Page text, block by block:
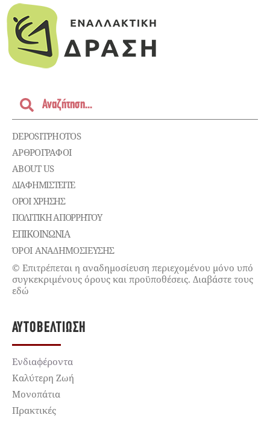
DEPOSITPHOTOS
ΑΡΘΡΟΓΡΑΦΟΙ
ABOUT US
ΔΙΑΦΗΜΙΣΤΕΊΤΕ
ΌΡΟΙ ΧΡΉΣΗΣ
ΠΟΛΙΤΙΚΉ ΑΠΟΡΡΉΤΟΥ
ΕΠΙΚΟΙΝΩΝΊΑ
ΌΡΟΙ ΑΝΑΔΗΜΟΣΙΕΥΣΗΣ
© Επιτρέπεται η αναδημοσίευση περιεχομένου μόνο υπό
συγκεκριμένους όρους και προϋποθέσεις. Διαβάστε τους
εδώ
ΑΥΤΟΒΕΛΤΊΩΣΗ
Ενδιαφέροντα
Καλύτερη Ζωή
Μονοπάτια
Πρακτικές